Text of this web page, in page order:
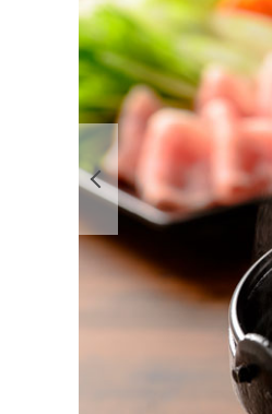
前の画像を表示する